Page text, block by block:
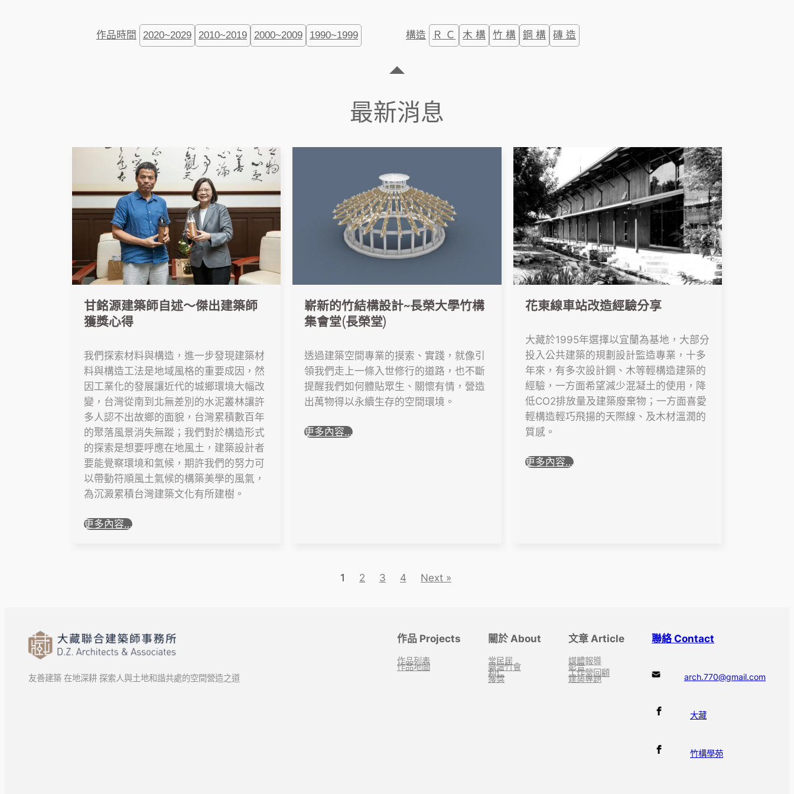
作品時間 2020~2029 2010~2019 2000~2009 1990~1999 構造 Ｒ Ｃ 木 構 竹 構 鋼 構 磚 造
最新消息
甘銘源建築師自述～傑出建築師
獲獎心得
我們探索材料與構造，進一步發現建築材
料與構造工法是地域風格的重要成因，然
因工業化的發展讓近代的城鄉環境大幅改
變，台灣從南到北無差別的水泥叢林讓許
多人認不出故鄉的面貌，台灣累積數百年
的聚落風景消失無蹤；我們對於構造形式
的探索是想要呼應在地風土，建築設計者
要能覺察環境和氣候，期許我們的努力可
以帶動符順風土氣候的構築美學的風氣，
為沉澱累積台灣建築文化有所建樹。
更多內容…
嶄新的竹結構設計~長榮大學竹構
集會堂(長榮堂)
透過建築空間專業的摸索、實踐，就像引
領我們走上一條入世修行的道路，也不斷
提醒我們如何體貼眾生、關懷有情，營造
出萬物得以永續生存的空間環境。
更多內容…
花東線車站改造經驗分享
大藏於1995年選擇以宜蘭為基地，大部分
投入公共建築的規劃設計監造專業，十多
年來，有多次設計鋼、木等輕構造建築的
經驗，一方面希望減少混凝土的使用，降
低CO2排放量及建築廢棄物；一方面喜愛
輕構造輕巧飛揚的天際線、及木材溫潤的
質感。
更多內容…
1 2 3 4 Next »
友善建築 在地深耕 探索人與土地和諧共處的空間營造之道
作品 Projects
作品列表
作品地圖
關於 About
常民居
臺灣竹會
利仁
獲獎
文章 Article
媒體報導
影音
工作營回顧
建築專題
聯絡 Contact
arch.770@gmail.com
大藏
竹構學苑